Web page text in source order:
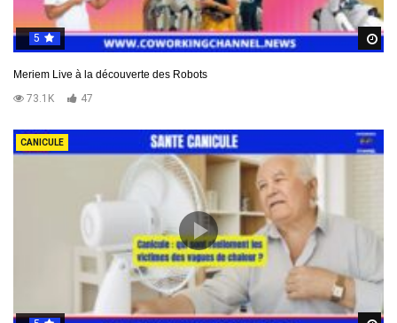
5
Meriem Live à la découverte des Robots
73.1K
47
CANICULE